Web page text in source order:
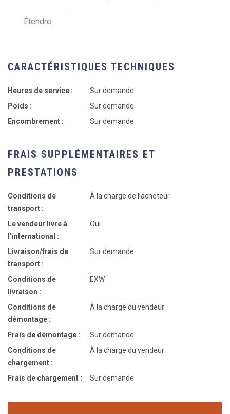
Étendre
CARACTÉRISTIQUES TECHNIQUES
Heures de service :
Sur demande
Poids :
Sur demande
Encombrement :
Sur demande
FRAIS SUPPLÉMENTAIRES ET
PRESTATIONS
Conditions de
transport :
À la charge de l’acheteur
Le vendeur livre à
l’international :
Oui
Livraison/frais de
transport :
Sur demande
Conditions de
livraison :
EXW
Conditions de
démontage :
À la charge du vendeur
Frais de démontage :
Sur demande
Conditions de
chargement :
À la charge du vendeur
Frais de chargement : Sur demande